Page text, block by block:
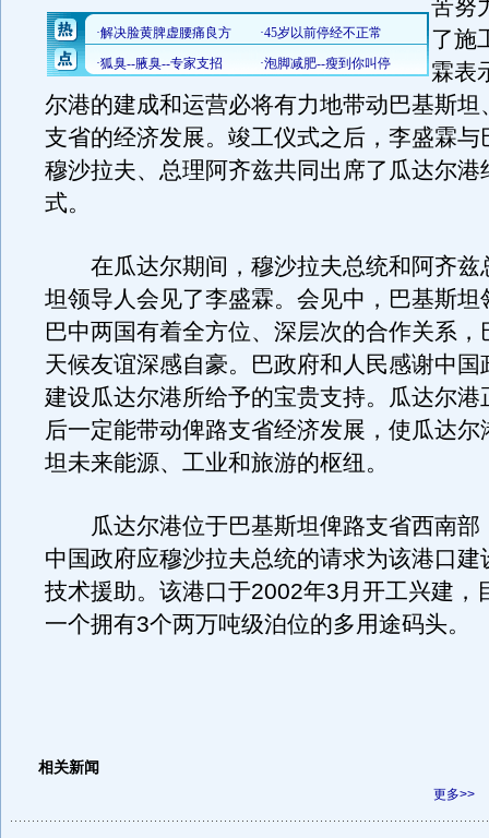
苦努
了施
霖表
尔港的建成和运营必将有力地带动巴基斯坦
支省的经济发展。竣工仪式之后，李盛霖与
穆沙拉夫、总理阿齐兹共同出席了瓜达尔港
式。
在瓜达尔期间，穆沙拉夫总统和阿齐兹
坦领导人会见了李盛霖。会见中，巴基斯坦
巴中两国有着全方位、深层次的合作关系，
天候友谊深感自豪。巴政府和人民感谢中国
建设瓜达尔港所给予的宝贵支持。瓜达尔港
后一定能带动俾路支省经济发展，使瓜达尔
坦未来能源、工业和旅游的枢纽。
瓜达尔港位于巴基斯坦俾路支省西南部
中国政府应穆沙拉夫总统的请求为该港口建
技术援助。该港口于2002年3月开工兴建，
一个拥有3个两万吨级泊位的多用途码头。
相关新闻
更多>>